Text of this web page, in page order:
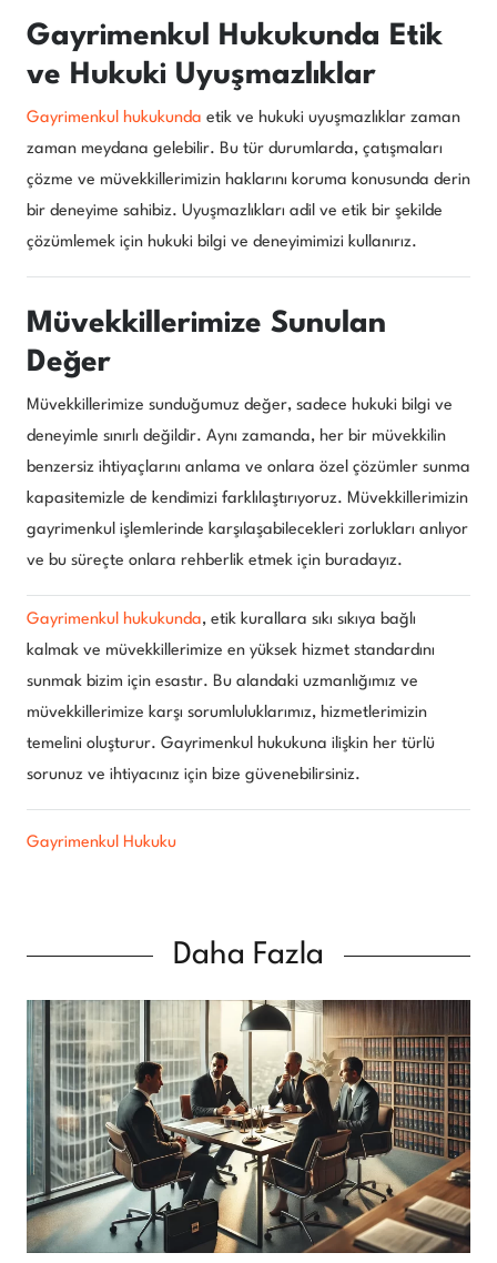
Gayrimenkul Hukukunda Etik
ve Hukuki Uyuşmazlıklar
Gayrimenkul hukukunda etik ve hukuki uyuşmazlıklar zaman
zaman meydana gelebilir. Bu tür durumlarda, çatışmaları
çözme ve müvekkillerimizin haklarını koruma konusunda derin
bir deneyime sahibiz. Uyuşmazlıkları adil ve etik bir şekilde
çözümlemek için hukuki bilgi ve deneyimimizi kullanırız.
Müvekkillerimize Sunulan
Değer
Müvekkillerimize sunduğumuz değer, sadece hukuki bilgi ve
deneyimle sınırlı değildir. Aynı zamanda, her bir müvekkilin
benzersiz ihtiyaçlarını anlama ve onlara özel çözümler sunma
kapasitemizle de kendimizi farklılaştırıyoruz. Müvekkillerimizin
gayrimenkul işlemlerinde karşılaşabilecekleri zorlukları anlıyor
ve bu süreçte onlara rehberlik etmek için buradayız.
Gayrimenkul hukukunda, etik kurallara sıkı sıkıya bağlı
kalmak ve müvekkillerimize en yüksek hizmet standardını
sunmak bizim için esastır. Bu alandaki uzmanlığımız ve
müvekkillerimize karşı sorumluluklarımız, hizmetlerimizin
temelini oluşturur. Gayrimenkul hukukuna ilişkin her türlü
sorunuz ve ihtiyacınız için bize güvenebilirsiniz.
Gayrimenkul Hukuku
Daha Fazla